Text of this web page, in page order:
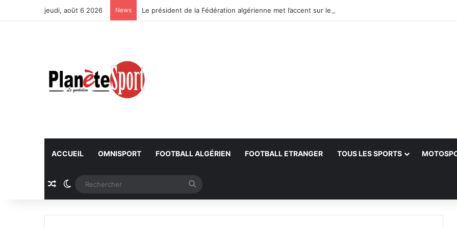
jeudi, août 6 2026 News
ACCUEIL OMNISPORT FOOTBALL ALGÉRIEN FOOTBALL ETRANGER TOUS LES SPORTS
Article Aléatoire
Switch skin